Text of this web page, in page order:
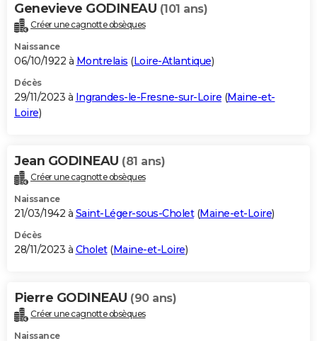
Genevieve GODINEAU (101 ans)
Créer une cagnotte obsèques
Naissance
06/10/1922 à Montrelais (Loire-Atlantique)
Décès
29/11/2023 à Ingrandes-le-Fresne-sur-Loire (Maine-et-
Loire)
Jean GODINEAU (81 ans)
Créer une cagnotte obsèques
Naissance
21/03/1942 à Saint-Léger-sous-Cholet(Maine-et-Loire)
Décès
28/11/2023 à Cholet(Maine-et-Loire)
Pierre GODINEAU (90 ans)
Créer une cagnotte obsèques
Naissance